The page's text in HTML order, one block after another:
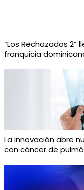
“Los Rechazados
franquicia
La innovación abre
con cáncer de